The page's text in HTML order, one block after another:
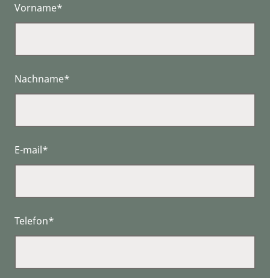
Vorname*
Nachname*
E-mail*
Telefon*